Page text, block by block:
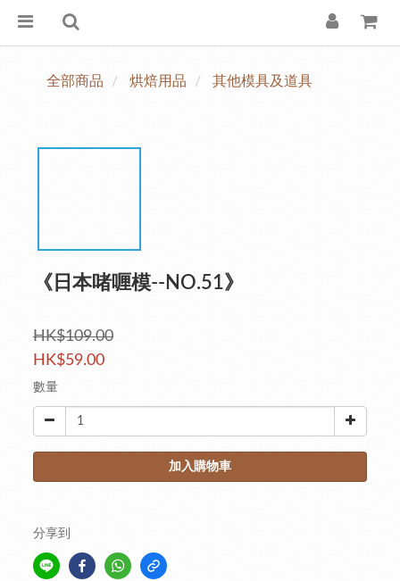
全部商品 烘焙用品 其他模具及道具
《日本啫喱模--NO.51》
HK$109.00
HK$59.00
數量
加入購物車
分享到